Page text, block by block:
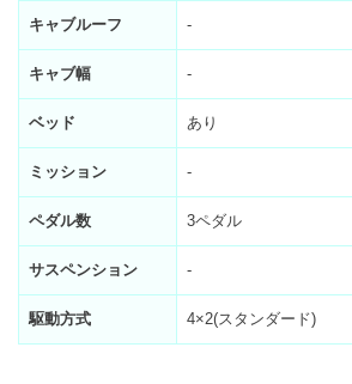
キャブルーフ -
キャブ幅 -
ベッド あり
ミッション -
ペダル数 3ペダル
サスペンション -
駆動方式 4×2(スタンダード)